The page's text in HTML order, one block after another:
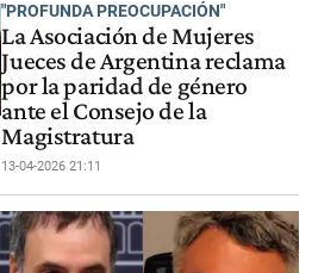
"PROFUNDA PREOCUPACIÓN"
La Asociación de Mujeres
Jueces de Argentina reclama
por la paridad de género
ante el Consejo de la
Magistratura
13-04-2026 21:11